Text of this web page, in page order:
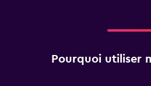
Pourquoi utiliser